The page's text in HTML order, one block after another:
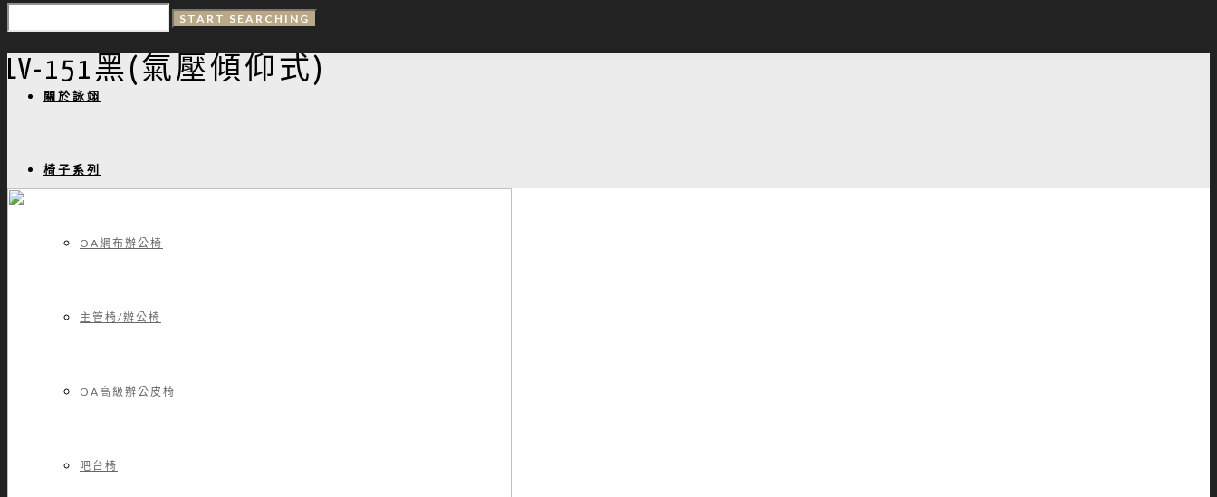
關於詠翊
椅子系列
OA網布辦公椅
主管椅/辦公椅
OA高級辦公皮椅
吧台椅
LV-151黑(氣壓傾仰式)